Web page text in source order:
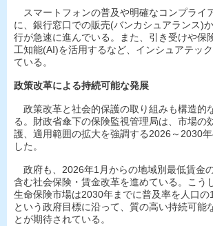
スマートフォンの普及や明確なコンプライ
に、銀行窓口での販売(バンカシュアランス)
行が急速に進んでいる。また、引き受けや保
工知能(AI)を活用するなど、インシュアテッ
ている。
政策改革による持続可能な発展
政策改革と社会的保護の取り組みも構造的
る。財政省傘下の保険監視管理局は、市場の
護、適用範囲の拡大を強調する2026～2030
した。
政府も、2026年1月からの地域別最低賃金
含む社会保険・賃金改革を進めている。こう
生命保険市場は2030年までに普及率を人口の
という政府目標に沿って、質の高い持続可能
とが期待されている。